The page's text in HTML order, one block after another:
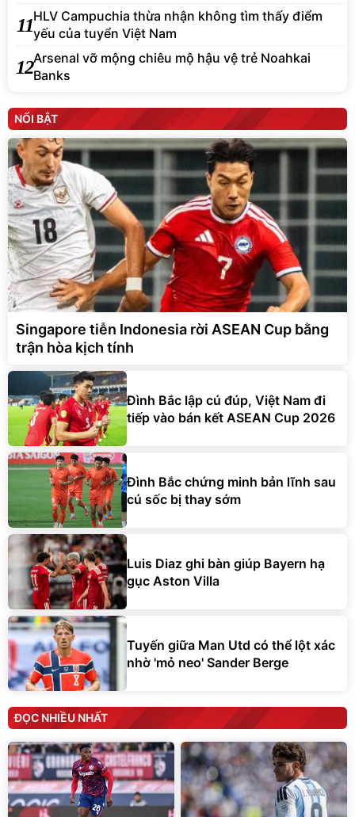
11HLV Campuchia thừa nhận không tìm thấy điểm
yếu của tuyển Việt Nam
12Arsenal vỡ mộng chiêu mộ hậu vệ trẻ Noahkai
Banks
NỔI BẬT
Singapore tiễn Indonesia rời ASEAN Cup bằng
trận hòa kịch tính
Đình Bắc lập cú đúp, Việt Nam đi
tiếp vào bán kết ASEAN Cup 2026
Đình Bắc chứng minh bản lĩnh sau
cú sốc bị thay sớm
Luis Diaz ghi bàn giúp Bayern hạ
gục Aston Villa
Tuyến giữa Man Utd có thể lột xác
nhờ 'mỏ neo' Sander Berge
ĐỌC NHIỀU NHẤT